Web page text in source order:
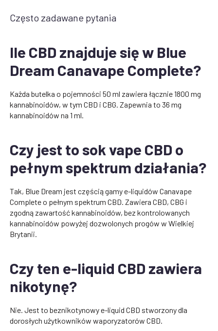
Często zadawane pytania
Ile CBD znajduje się w Blue
Dream Canavape Complete?
Każda butelka o pojemności 50 ml zawiera łącznie 1800 mg
kannabinoidów, w tym CBD i CBG. Zapewnia to 36 mg
kannabinoidów na 1 ml.
Czy jest to sok vape CBD o
pełnym spektrum działania?
Tak, Blue Dream jest częścią gamy e-liquidów Canavape
Complete o pełnym spektrum CBD. Zawiera CBD, CBG i
zgodną zawartość kannabinoidów, bez kontrolowanych
kannabinoidów powyżej dozwolonych progów w Wielkiej
Brytanii.
Czy ten e-liquid CBD zawiera
nikotynę?
Nie. Jest to beznikotynowy e-liquid CBD stworzony dla
dorosłych użytkowników waporyzatorów CBD.